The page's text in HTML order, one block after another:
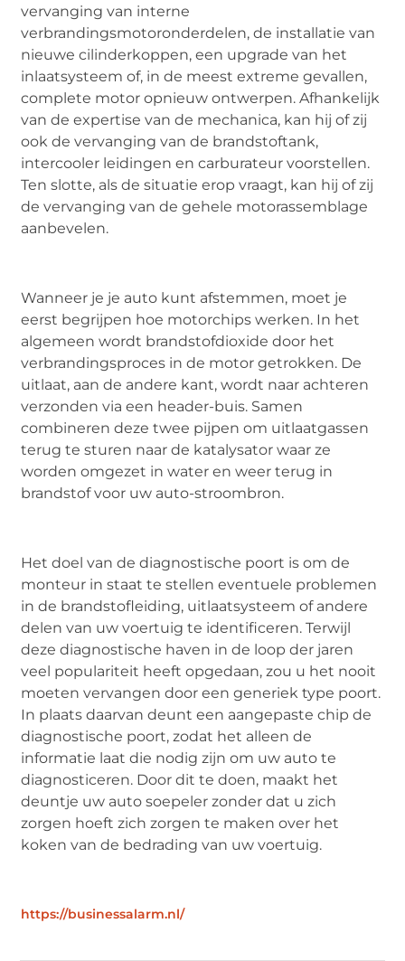
vervanging van interne
verbrandingsmotoronderdelen, de installatie van
nieuwe cilinderkoppen, een upgrade van het
inlaatsysteem of, in de meest extreme gevallen,
complete motor opnieuw ontwerpen. Afhankelijk
van de expertise van de mechanica, kan hij of zij
ook de vervanging van de brandstoftank,
intercooler leidingen en carburateur voorstellen.
Ten slotte, als de situatie erop vraagt, kan hij of zij
de vervanging van de gehele motorassemblage
aanbevelen.
Wanneer je je auto kunt afstemmen, moet je
eerst begrijpen hoe motorchips werken. In het
algemeen wordt brandstofdioxide door het
verbrandingsproces in de motor getrokken. De
uitlaat, aan de andere kant, wordt naar achteren
verzonden via een header-buis. Samen
combineren deze twee pijpen om uitlaatgassen
terug te sturen naar de katalysator waar ze
worden omgezet in water en weer terug in
brandstof voor uw auto-stroombron.
Het doel van de diagnostische poort is om de
monteur in staat te stellen eventuele problemen
in de brandstofleiding, uitlaatsysteem of andere
delen van uw voertuig te identificeren. Terwijl
deze diagnostische haven in de loop der jaren
veel populariteit heeft opgedaan, zou u het nooit
moeten vervangen door een generiek type poort.
In plaats daarvan deunt een aangepaste chip de
diagnostische poort, zodat het alleen de
informatie laat die nodig zijn om uw auto te
diagnosticeren. Door dit te doen, maakt het
deuntje uw auto soepeler zonder dat u zich
zorgen hoeft zich zorgen te maken over het
koken van de bedrading van uw voertuig.
https://businessalarm.nl/